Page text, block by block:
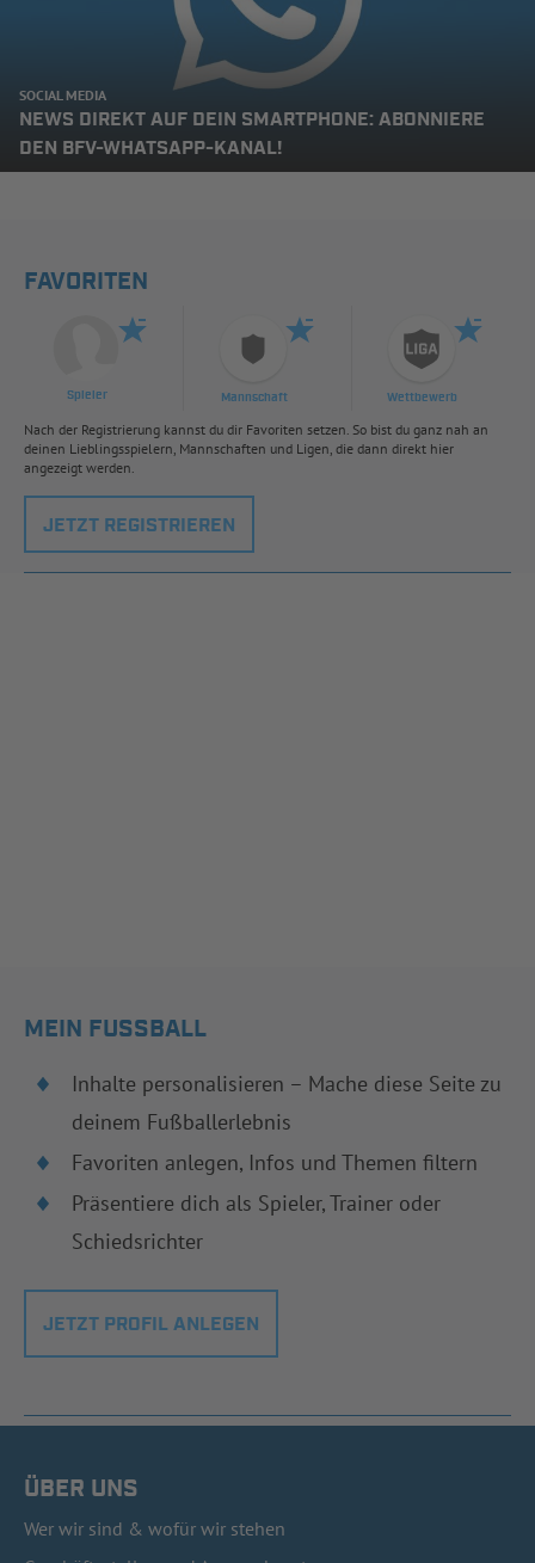
SOCIAL MEDIA
NEWS DIREKT AUF DEIN SMARTPHONE: ABONNIERE
DEN BFV-WHATSAPP-KANAL!
FAVORITEN
Spieler Mannschaft Wettbewerb
Nach der Registrierung kannst du dir Favoriten setzen. So bist du ganz nah an
deinen Lieblingsspielern, Mannschaften und Ligen, die dann direkt hier
angezeigt werden.
JETZT REGISTRIEREN
MEIN FUSSBALL
Inhalte personalisieren – Mache diese Seite zu
deinem Fußballerlebnis
Favoriten anlegen, Infos und Themen filtern
Präsentiere dich als Spieler, Trainer oder
Schiedsrichter
JETZT PROFIL ANLEGEN
ÜBER UNS
Wer wir sind & wofür wir stehen